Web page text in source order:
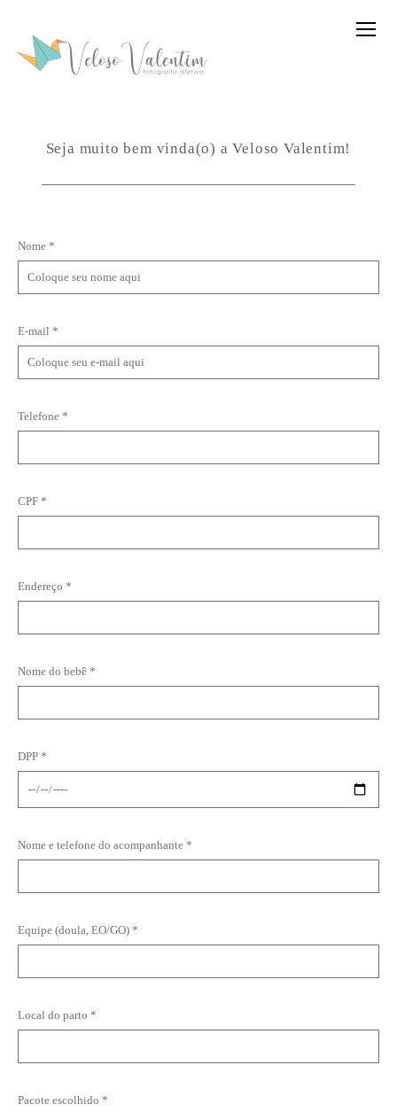
Seja muito bem vinda(o) a Veloso Valentim!
Nome *
E-mail *
Telefone *
CPF *
Endereço *
Nome do bebê *
DPP *
Nome e telefone do acompanhante *
Equipe (doula, EO/GO) *
Local do parto *
Pacote escolhido *